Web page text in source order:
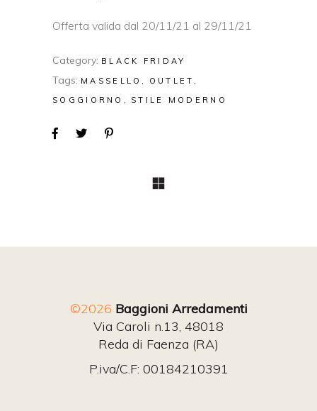
Offerta valida dal 20/11/21 al 29/11/21
Category: BLACK FRIDAY
Tags: MASSELLO
OUTLET
SOGGIORNO
STILE MODERNO
©2026 Baggioni Arredamenti
Via Caroli n.13, 48018
Reda di Faenza (RA)
P.iva/C.F: 00184210391